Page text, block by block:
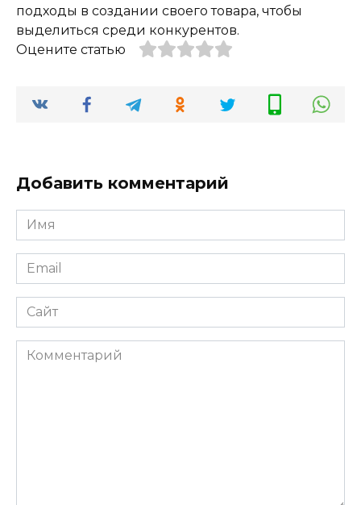
подходы в создании своего товара, чтобы
выделиться среди конкурентов.
Оцените статью
Добавить комментарий
Имя
*
Email
*
Сайт
Комментарий